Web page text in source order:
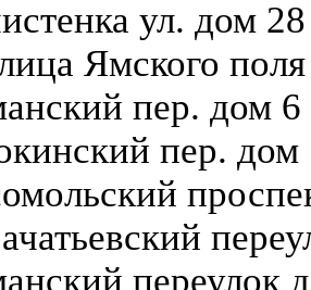
ул. дом 28
Ямского
пер. дом 6
пер. дом
переулок